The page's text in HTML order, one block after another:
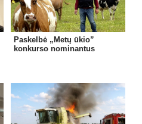
Paskelbė „Metų ūkio”
konkurso nominantus